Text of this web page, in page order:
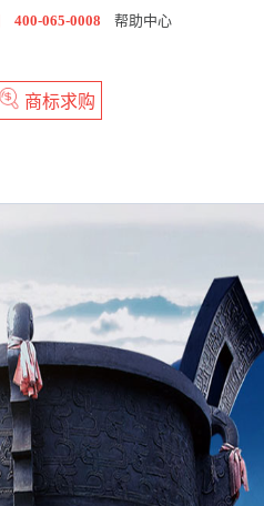
400-065-0008 帮助中心
商标求购